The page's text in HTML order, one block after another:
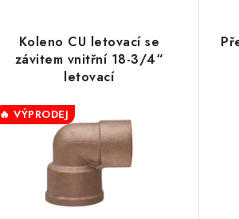
e
n
í
p
r
o
Koleno CU letovací se
závitem vnitřní 18-3/4“
letovací
🔥 VÝPRODEJ